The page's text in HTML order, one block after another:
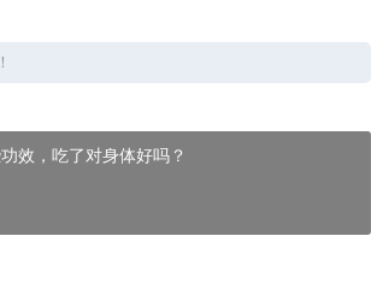
效，吃了对身体好吗？